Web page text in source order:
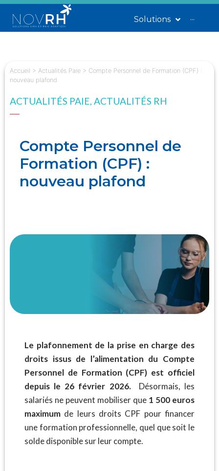
Solutions ···
Accueil > Actualités Paie > Compte Personnel de Formation (CPF) :
nouveau plafond
ACTUALITÉS PAIE, ACTUALITÉS RH
Compte Personnel de
Formation (CPF) :
nouveau plafond
Le plafonnement de la prise en charge des
droits issus de l’alimentation du Compte
Personnel de Formation (CPF) est officiel
depuis le 26 février 2026.
Désormais, les
salariés ne peuvent mobiliser que 1 500 euros
maximum de leurs droits CPF pour financer
une formation professionnelle, quel que soit le
solde disponible sur leur compte.